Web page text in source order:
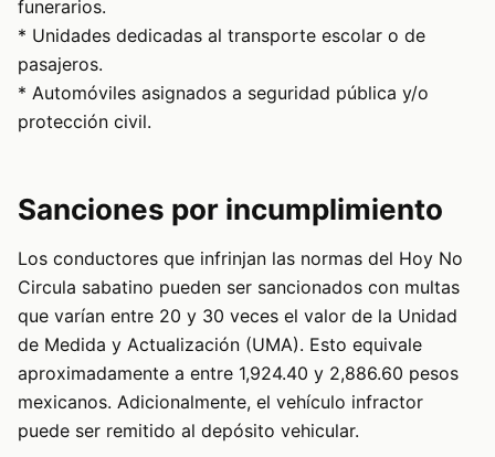
funerarios.
* Unidades dedicadas al transporte escolar o de
pasajeros.
* Automóviles asignados a seguridad pública y/o
protección civil.
Sanciones por incumplimiento
Los conductores que infrinjan las normas del Hoy No
Circula sabatino pueden ser sancionados con multas
que varían entre 20 y 30 veces el valor de la Unidad
de Medida y Actualización (UMA). Esto equivale
aproximadamente a entre 1,924.40 y 2,886.60 pesos
mexicanos. Adicionalmente, el vehículo infractor
puede ser remitido al depósito vehicular.